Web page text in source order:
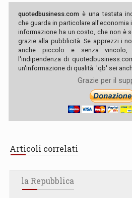
quotedbusiness.com è una testata
che guarda in particolare all'economia
informazione ha un costo, che non è
grazie alla pubblicità. Se apprezzi i
anche piccolo e senza vincolo,
l'indipendenza di
un'informazione di qualità. 'qb' sei
Grazie per il
Articoli correlati
la Repubblica